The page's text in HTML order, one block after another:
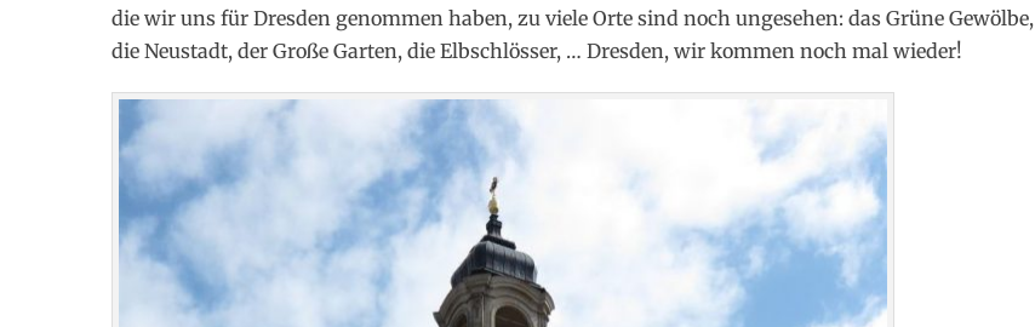
die wir uns für Dresden genommen haben, zu viele Orte sind noch ungesehen: das Grüne Gewölbe,
die Neustadt, der Große Garten, die Elbschlösser, … Dresden, wir kommen noch mal wieder!